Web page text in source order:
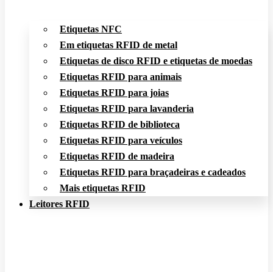
Etiquetas NFC
Em etiquetas RFID de metal
Etiquetas de disco RFID e etiquetas de moedas
Etiquetas RFID para animais
Etiquetas RFID para joias
Etiquetas RFID para lavanderia
Etiquetas RFID de biblioteca
Etiquetas RFID para veículos
Etiquetas RFID de madeira
Etiquetas RFID para braçadeiras e cadeados
Mais etiquetas RFID
Leitores RFID